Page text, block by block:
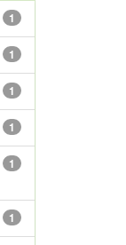
1
1
1
1
1
1